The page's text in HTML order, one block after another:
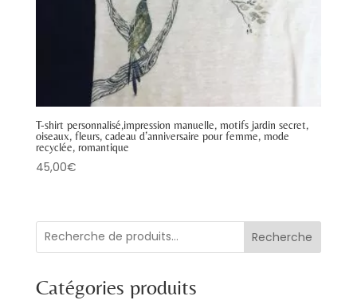
T-shirt personnalisé,impression manuelle, motifs jardin secret,
oiseaux, fleurs, cadeau d’anniversaire pour femme, mode
recyclée, romantique
45,00€
Recherche
Catégories produits